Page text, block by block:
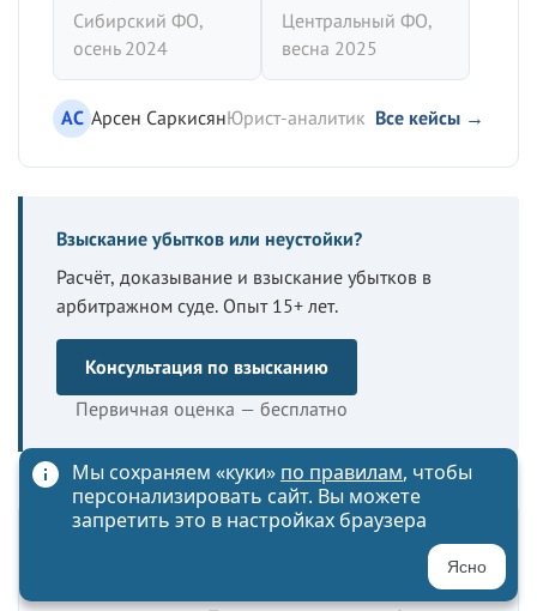
Сибирский ФО,
осень 2024
Центральный ФО,
весна 2025
АС Арсен СаркисянЮрист-аналитик Все кейсы →
Взыскание убытков или неустойки?
Расчёт, доказывание и взыскание убытков в
арбитражном суде. Опыт 15+ лет.
Консультация по взысканию
Первичная оценка — бесплатно
Опишите ситуацию — юрист фирмы ответит в
Мы сохраняем «куки» по правилам, чтобы
персонализировать сайт. Вы можете
запретить это в настройках браузера
Ясно